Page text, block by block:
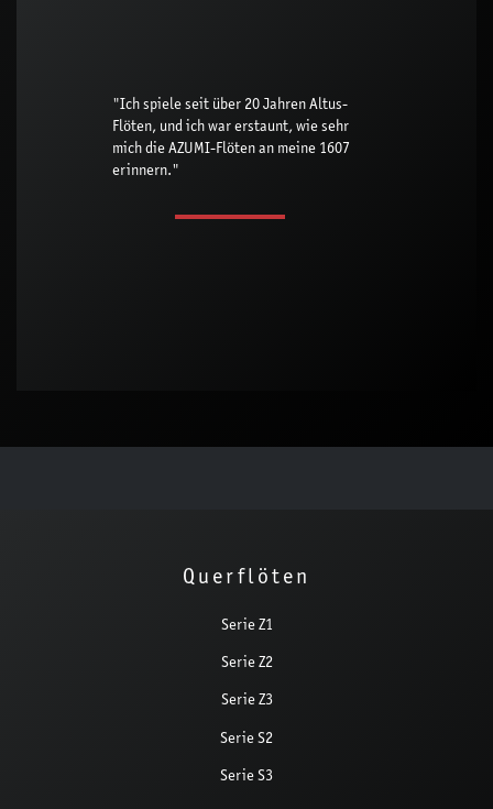
"Ich spiele seit über 20 Jahren Altus-
Flöten, und ich war erstaunt, wie sehr
mich die AZUMI-Flöten an meine 1607
erinnern."
Querflöten
Serie Z1
Serie Z2
Serie Z3
Serie S2
Serie S3